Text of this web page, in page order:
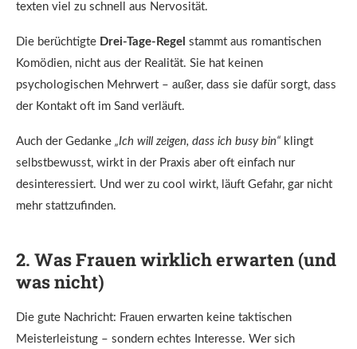
texten viel zu schnell aus Nervosität.
Die berüchtigte Drei-Tage-Regel stammt aus romantischen
Komödien, nicht aus der Realität. Sie hat keinen
psychologischen Mehrwert – außer, dass sie dafür sorgt, dass
der Kontakt oft im Sand verläuft.
Auch der Gedanke „Ich will zeigen, dass ich busy bin“ klingt
selbstbewusst, wirkt in der Praxis aber oft einfach nur
desinteressiert. Und wer zu cool wirkt, läuft Gefahr, gar nicht
mehr stattzufinden.
2. Was Frauen wirklich erwarten (und
was nicht)
Die gute Nachricht: Frauen erwarten keine taktischen
Meisterleistung – sondern echtes Interesse. Wer sich